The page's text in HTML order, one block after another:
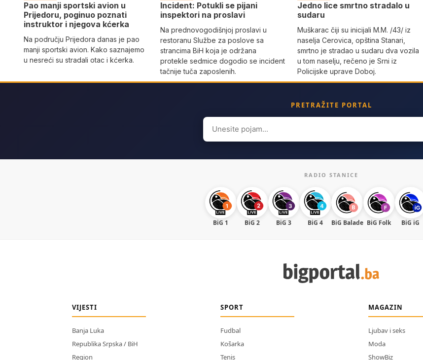
Pao manji sportski avion u
Prijedoru, poginuo poznati
instruktor i njegova kćerka
Na području Prijedora danas je pao
manji sportski avion. Kako saznajemo
u nesreći su stradali otac i kćerka.
Incident: Potukli se pijani
inspektori na proslavi
Na prednovogodišnjoj proslavi u
restoranu Službe za poslove sa
strancima BiH koja je održana
protekle sedmice dogodio se incident
tačnije tuča zaposlenih.
Јedno lice smrtno stradalo u
sudaru
Muškarac čiji su inicijali M.M. /43/ iz
naselja Cerovica, opština Stanari,
smrtno je stradao u sudaru dva vozila
u tom naselju, rečeno je Srni iz
Policijske uprave Doboj.
PRETRAŽITE PORTAL
Search
for:
RADIO STANICE
BiG 1 BiG 2 BiG 3 BiG 4 BiG Balade BiG Folk BiG iG
VIJESTI
Banja Luka
Republika Srpska / BiH
Region
SPORT
Fudbal
Košarka
Tenis
MAGAZIN
Ljubav i seks
Moda
ShowBiz